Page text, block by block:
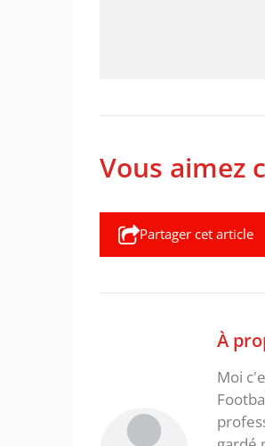
Vous aimez
Partager cet article
À
Moi